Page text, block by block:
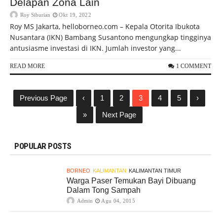
Roy Siburian Okt 19, 2022
Roy MS Jakarta, helloborneo.com – Kepala Otorita Ibukota
Nusantara (IKN) Bambang Susantono mengungkap tingginya
antusiasme investasi di IKN. Jumlah investor yang...
READ MORE 1 COMMENT
Previous Page ‹ 1 2 3 4 5
›
»
Next Page
POPULAR POSTS
BORNEO KALIMANTAN KALIMANTAN TIMUR
Warga Paser Temukan Bayi Dibuang
Dalam Tong Sampah
Admin Agu 04, 2015